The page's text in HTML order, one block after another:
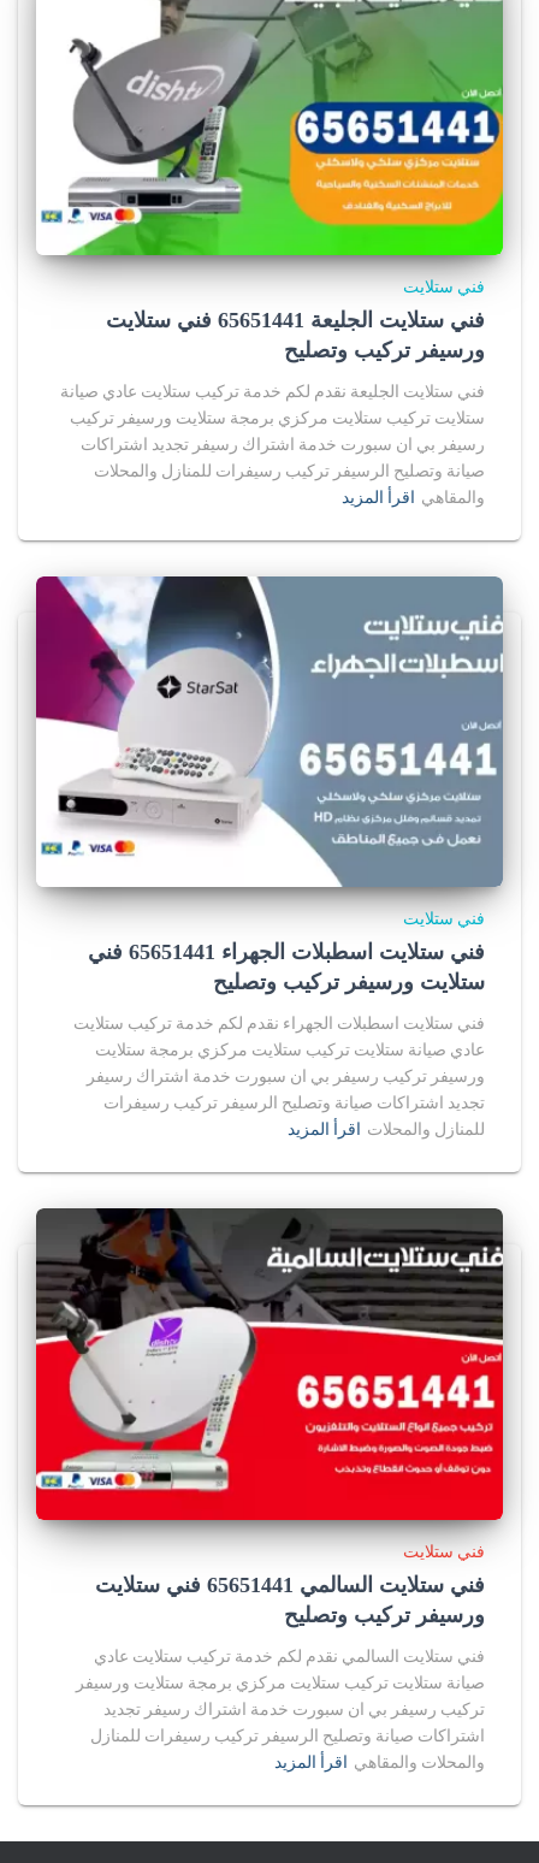
فني ستلايت
فني ستلايت الجليعة 65651441 فني ستلايت
ورسيفر تركيب وتصليح
فني ستلايت الجليعة نقدم لكم خدمة تركيب ستلايت عادي صيانة
ستلايت تركيب ستلايت مركزي برمجة ستلايت ورسيفر تركيب
رسيفر بي ان سبورت خدمة اشتراك رسيفر تجديد اشتراكات
صيانة وتصليح الرسيفر تركيب رسيفرات للمنازل والمحلات
والمقاهي اقرأ المزيد
فني ستلايت
فني ستلايت اسطبلات الجهراء 65651441 فني
ستلايت ورسيفر تركيب وتصليح
فني ستلايت اسطبلات الجهراء نقدم لكم خدمة تركيب ستلايت
عادي صيانة ستلايت تركيب ستلايت مركزي برمجة ستلايت
ورسيفر تركيب رسيفر بي ان سبورت خدمة اشتراك رسيفر
تجديد اشتراكات صيانة وتصليح الرسيفر تركيب رسيفرات
للمنازل والمحلات اقرأ المزيد
فني ستلايت
فني ستلايت السالمي 65651441 فني ستلايت
ورسيفر تركيب وتصليح
فني ستلايت السالمي نقدم لكم خدمة تركيب ستلايت عادي
صيانة ستلايت تركيب ستلايت مركزي برمجة ستلايت ورسيفر
تركيب رسيفر بي ان سبورت خدمة اشتراك رسيفر تجديد
اشتراكات صيانة وتصليح الرسيفر تركيب رسيفرات للمنازل
والمحلات والمقاهي اقرأ المزيد